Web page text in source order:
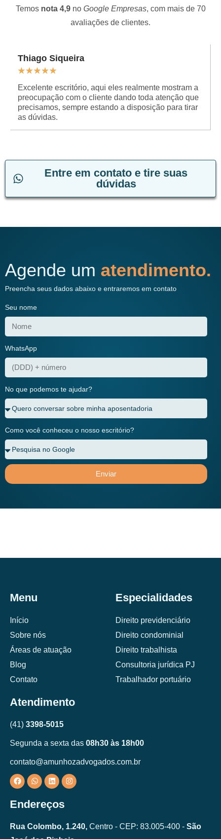
Temos nota 4,9 no Google Empresas, com mais de 70
avaliações de clientes.
Thiago Siqueira
★★★★★
Excelente escritório, aqui eles realmente mostram a
preocupação com o cliente dando toda atenção que
precisamos, sempre estando a disposição para tirar
as dúvidas.
Entre em contato e tire suas
dúvidas
Agende um atendimento.
Preencha seus dados abaixo e entraremos em contato
Seu nome
WhatsApp
No que podemos te ajudar?
Como você conheceu o nosso escritório?
Enviar
Menu
Início
Sobre nós
Áreas de atuação
Blog
Contato
Especialidades
Direito previdenciário
Direito condominial
Direito trabalhista
Consultoria jurídica PJ
Trabalhador portuário
Atendimento
(41) 3398-5015
Segunda a sexta das 08h30 às 18h00
contato@amunhozadvogados.com.br
Endereços
Rua Colombo, 1.240, Centro - CEP: 83.005-400 - São